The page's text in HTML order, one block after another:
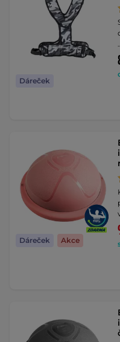
Dáreček
Dáreček Akce